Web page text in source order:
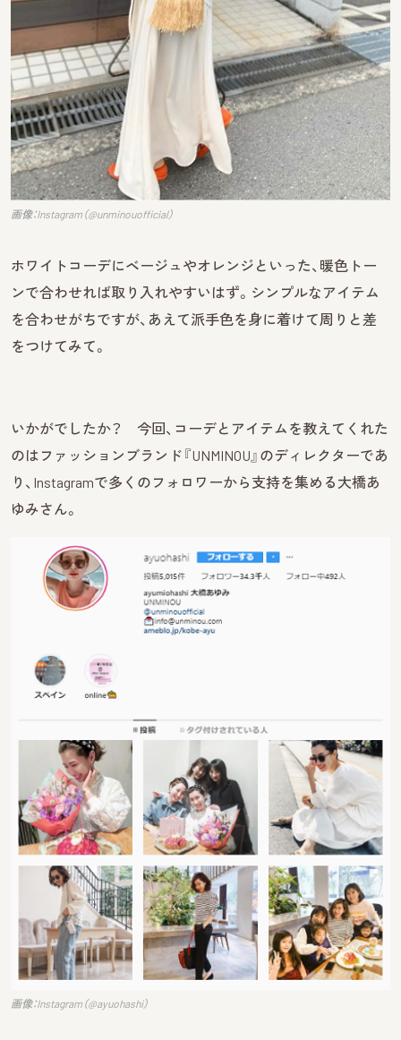
画像：Instagram（@unminouofficial）
ホワイトコーデにベージュやオレンジといった、暖色トー
ンで合わせれば取り入れやすいはず。シンプルなアイテム
を合わせがちですが、あえて派手色を身に着けて周りと差
をつけてみて。
いかがでしたか？ 今回、コーデとアイテムを教えてくれた
のはファッションブランド『UNMINOU』のディレクターであ
り、Instagramで多くのフォロワーから支持を集める大橋あ
ゆみさん。
画像：Instagram（@ayuohashi）